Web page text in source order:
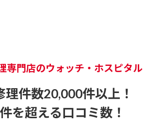
専門店のウォッチ・ホスピタル
理件数20,000件以上！
を超える口コミ数！